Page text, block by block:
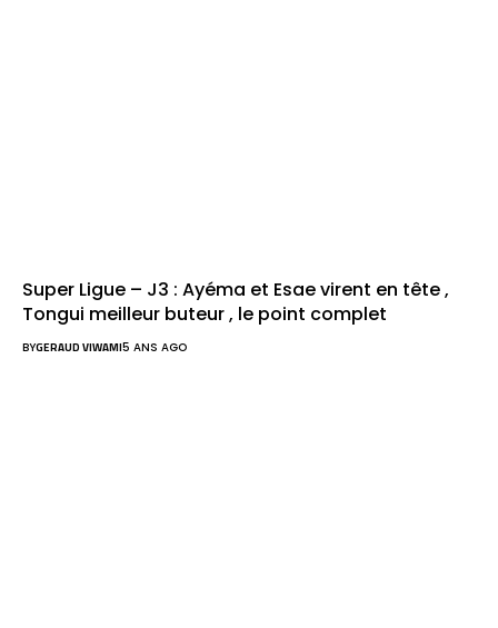
Super Ligue – J3 : Ayéma et Esae virent en tête ,
Tongui meilleur buteur , le point complet
BYGERAUD VIWAMI5 ANS AGO